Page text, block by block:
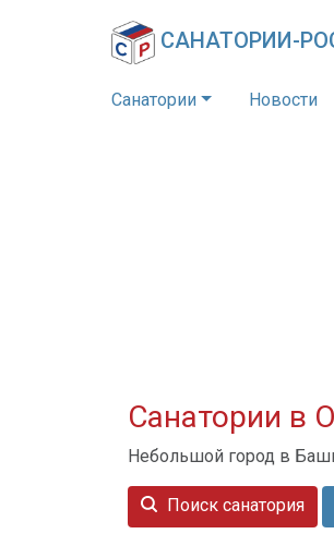
САНАТОРИИ-
Санатории Новости
Санатории в
Небольшой город в
Поиск санатория